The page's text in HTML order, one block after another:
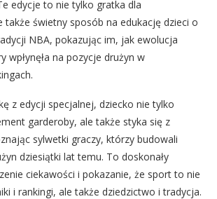
edycje to nie tylko gratka dla
także świetny sposób na edukację dzieci o
NBA, pokazując im, jak ewolucja
wpłynęła na pozycje drużyn w
z edycji specjalnej, dziecko nie tylko
garderoby, ale także styka się z
sylwetki graczy, którzy budowali
dziesiątki lat temu. To doskonały
ciekawości i pokazanie, że sport to nie
i rankingi, ale także dziedzictwo i tradycja.